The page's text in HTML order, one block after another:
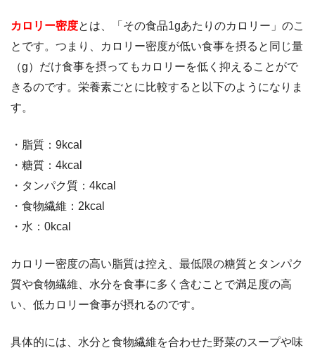
カロリー密度とは、「その食品1gあたりのカロリー」のこ
とです。つまり、カロリー密度が低い食事を摂ると同じ量
（g）だけ食事を摂ってもカロリーを低く抑えることがで
きるのです。栄養素ごとに比較すると以下のようになりま
す。
・脂質：9kcal
・糖質：4kcal
・タンパク質：4kcal
・食物繊維：2kcal
・水：0kcal
カロリー密度の高い脂質は控え、最低限の糖質とタンパク
質や食物繊維、水分を食事に多く含むことで満足度の高
い、低カロリー食事が摂れるのです。
具体的には、水分と食物繊維を合わせた野菜のスープや味